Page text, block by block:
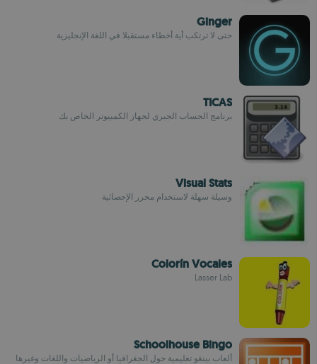
Ginger
حتى لا ترتكب أية أخطاء مستقبلا في اللغة الإنجليزية
TICAS
برنامج الحساب الجبري لجهاز الكمبيوتر الخاص بك
Visual Stats
وسيلة سهلة لاستخدام محرر الإحصائية
Colorín Vocales
Lasser Lab
Schoolhouse Bingo
ألعاب بينغو تعليمية حول الجغرافيا أو الرياضيات واللغات وغيرها